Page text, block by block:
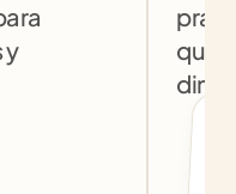
y
que